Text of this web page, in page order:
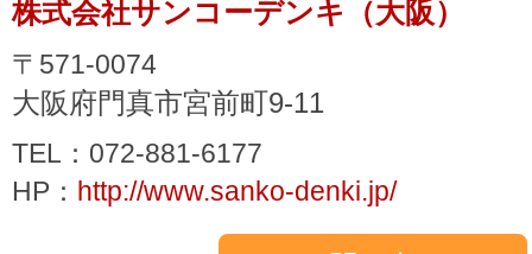
株式会社サンコーデンキ（大阪）
〒571-0074
大阪府門真市宮前町9-11
TEL：072-881-6177
HP： http://www.sanko-denki.jp/